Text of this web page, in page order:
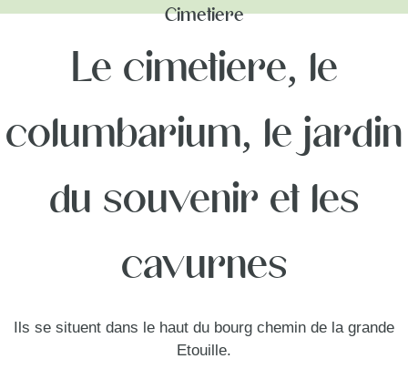
Cimetière
Le cimetière, le
columbarium, le jardin
du souvenir et les
cavurnes
Ils se situent dans le haut du bourg chemin de la grande
Etouille.